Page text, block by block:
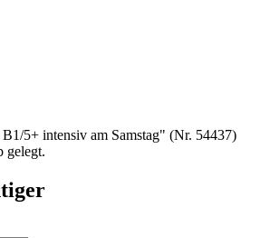
5+ intensiv am Samstag" (Nr. 54437)
gelegt.